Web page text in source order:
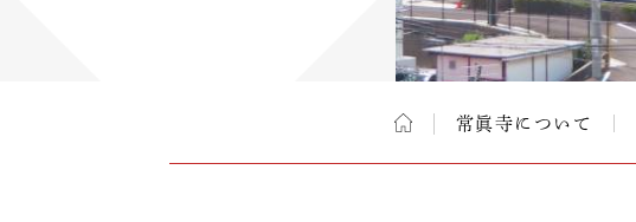
常眞寺について